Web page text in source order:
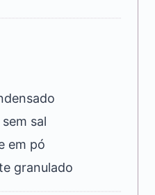
sal
em pó
granulado